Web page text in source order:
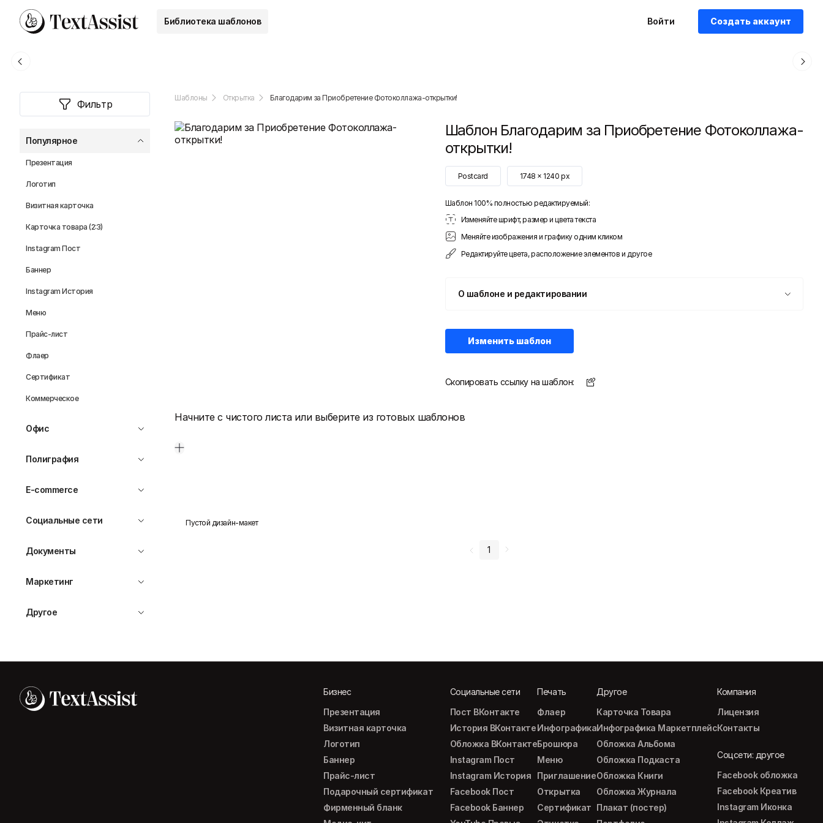
Библиотека шаблонов Войти Создать аккаунт
Фильтр
Популярное
Презентация
Логотип
Визитная карточка
Карточка товара (2:3)
Instagram Пост
Баннер
Instagram История
Меню
Прайс-лист
Флаер
Сертификат
Коммерческое
Офис
Полиграфия
E-commerce
Социальные сети
Документы
Маркетинг
Другое
Шаблоны Открытка Благодарим за Приобретение Фотоколлажа-открытки!
Шаблон Благодарим за Приобретение Фотоколлажа-
открытки!
Postcard 1748 x 1240 px
Шаблон 100% полностью редактируемый:
Изменяйте шрифт, размер и цвета текста
Меняйте изображения и графику одним кликом
Редактируйте цвета, расположение элементов и другое
О шаблоне и редактировании
Изменить шаблон
Скопировать ссылку на шаблон:
Начните с чистого листа или выберите из готовых шаблонов
Пустой дизайн-макет
1
Бизнес
Презентация
Визитная карточка
Логотип
Баннер
Прайс-лист
Подарочный сертификат
Фирменный бланк
Социальные сети
Пост ВКонтакте
История ВКонтакте
Обложка ВКонтакте
Instagram Пост
Instagram История
Facebook Пост
Facebook Баннер
Печать
Флаер
Инфографика
Брошюра
Меню
Приглашение
Открытка
Сертификат
Другое
Карточка Товара
Инфографика Маркетплейс
Обложка Альбома
Обложка Подкаста
Обложка Книги
Обложка Журнала
Плакат (постер)
Компания
Лицензия
Контакты
Соцсети: другое
Facebook обложка
Facebook Креатив
Instagram Иконка